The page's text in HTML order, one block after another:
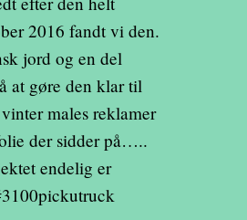
2016 fandt vi den.
jord og en del
at gøre den klar til
males reklamer
der sidder på…..
endelig er